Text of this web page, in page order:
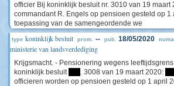
officier Bij koninklijk besluit nr. 3010 van 19 maart
commandant R. Engels op pensioen gesteld op 1
toepassing van de samengeordende we
type koninklijk besluit prom. -- pub. 18/05/2020
ministerie van landsverdediging
Krijgsmacht. - Pensionering wegens
koninklijk besluit
. 3008 van 19 maart 2020:
officieren worden op pensioen gesteld op 1 april